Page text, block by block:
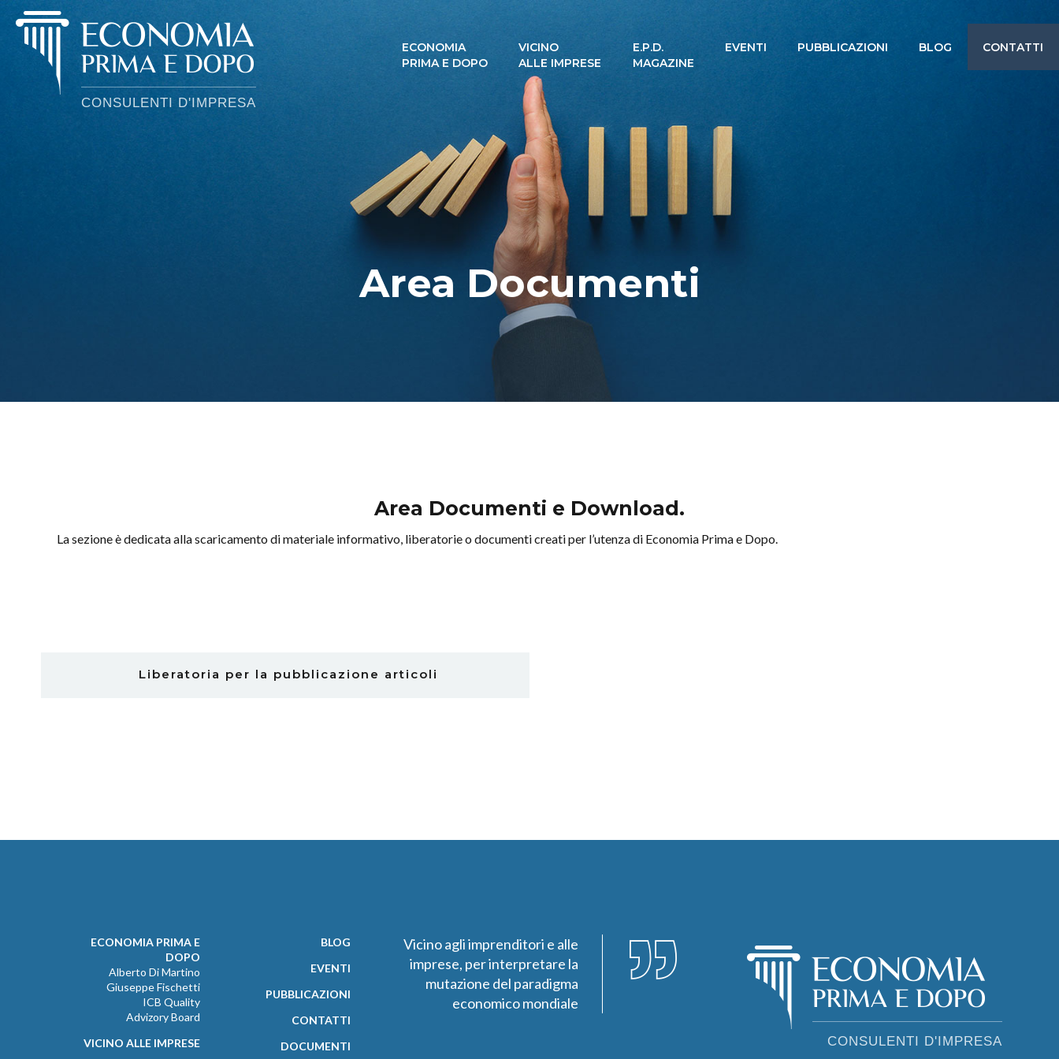
ECONOMIA
PRIMA E DOPO
VICINO
ALLE IMPRESE
E.P.D.
MAGAZINE
EVENTI PUBBLICAZIONI BLOG CONTATTI
Area Documenti
Area Documenti e Download.
La sezione è dedicata alla scaricamento di materiale informativo, liberatorie o documenti creati per l’utenza di Economia Prima e Dopo.
Liberatoria per la pubblicazione articoli
ECONOMIA PRIMA E
DOPO
Alberto Di Martino
Giuseppe Fischetti
ICB Quality
Advizory Board
VICINO ALLE IMPRESE
BLOG
EVENTI
PUBBLICAZIONI
CONTATTI
DOCUMENTI
Vicino agli imprenditori e alle
imprese, per interpretare la
mutazione del paradigma
economico mondiale